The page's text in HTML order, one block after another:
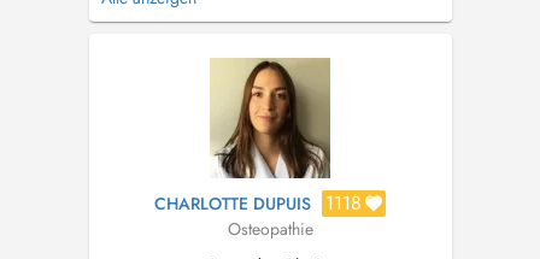
également obtenu mon diplôme. Cette double
charge fondée sur des connaissances
actualisées, rigoureuses et directement a...
CHARLOTTE DUPUIS 1118
Osteopathie